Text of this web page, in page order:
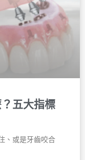
五大指標
、或是牙齒咬合